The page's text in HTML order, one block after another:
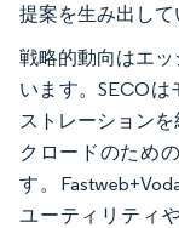
提案を生み出して
戦略的動向はエ
います。SECO
ストレーション
クロードのため
す。
ユーティリティ